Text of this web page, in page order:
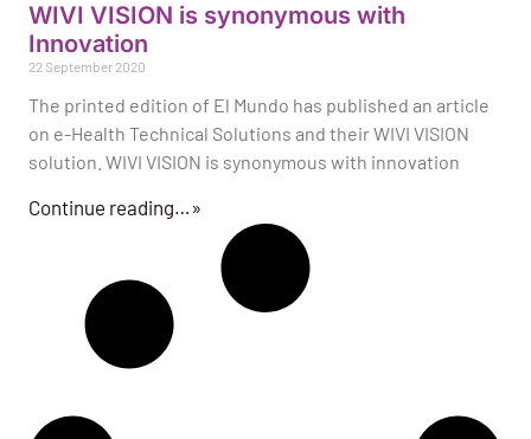
WIVI VISION is synonymous with
Innovation
22 September 2020
The printed edition of El Mundo has published an article
on e-Health Technical Solutions and their WIVI VISION
solution. WIVI VISION is synonymous with innovation
Continue reading…»